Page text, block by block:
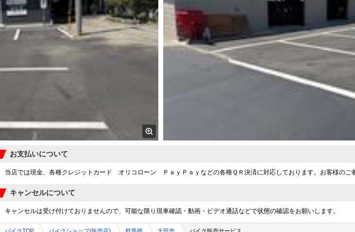
お支払いについて
当店では現金、各種クレジットカード オリコローン ＰａｙＰａｙなどの各種ＱＲ決済に対応しております。お客様のご
キャンセルについて
キャンセルは受け付けておりませんので、可能な限り現車確認・動画・ビデオ通話などで状態の確認をお願いします。